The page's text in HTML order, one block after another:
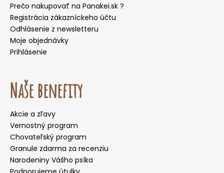
Prečo nakupovať na Panakei.sk ?
Registrácia zákazníckeho účtu
Odhlásenie z newsletteru
Moje objednávky
Prihlásenie
Naše benefity
Akcie a zľavy
Vernostný program
Chovateľský program
Granule zdarma za recenziu
Narodeniny Vášho psíka